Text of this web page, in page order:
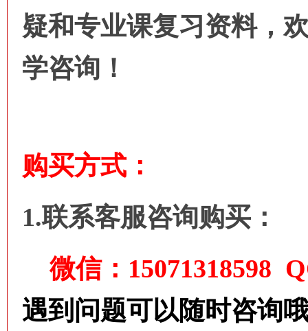
疑和专业课复习资料，
学咨询！
购买方式：
1.联系客服咨询购买：
微信：15071318598
遇到问题可以随时咨询